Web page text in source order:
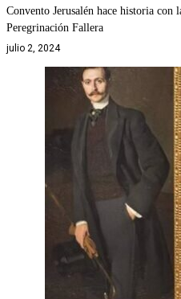
Convento Jerusalén hace historia con
Peregrinación Fallera
julio 2, 2024